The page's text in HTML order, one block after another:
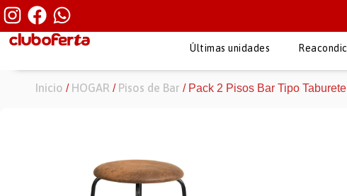
Últimas unidades
Inicio / HOGAR / Pisos de Bar / Pack 2 Pisos Bar Tipo